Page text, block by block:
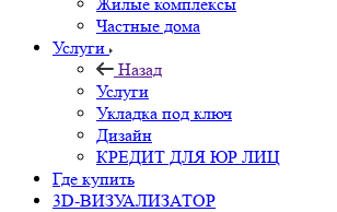
Частные дома
Услуги
Назад
Услуги
Укладка под ключ
Дизайн
КРЕДИТ ДЛЯ ЮР ЛИЦ
Где купить
3D-ВИЗУАЛИЗАТОР